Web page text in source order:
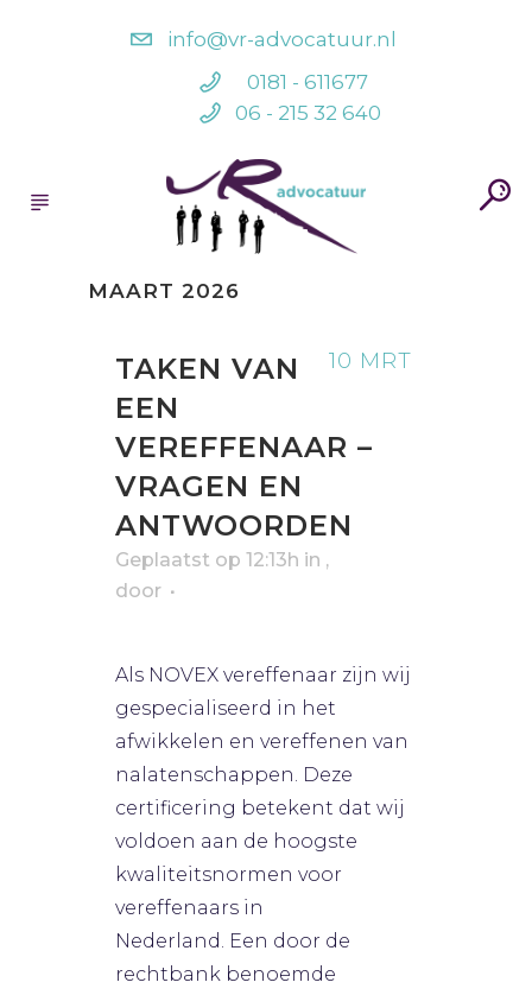
info@vr-advocatuur.nl
0181 - 611677
06 - 215 32 640
MAART 2026
10 MRT
TAKEN VAN
EEN
VEREFFENAAR –
VRAGEN EN
ANTWOORDEN
Geplaatst op 12:13h in ,
door
Als NOVEX vereffenaar zijn wij
gespecialiseerd in het
afwikkelen en vereffenen van
nalatenschappen. Deze
certificering betekent dat wij
voldoen aan de hoogste
kwaliteitsnormen voor
vereffenaars in
Nederland. Een door de
rechtbank benoemde